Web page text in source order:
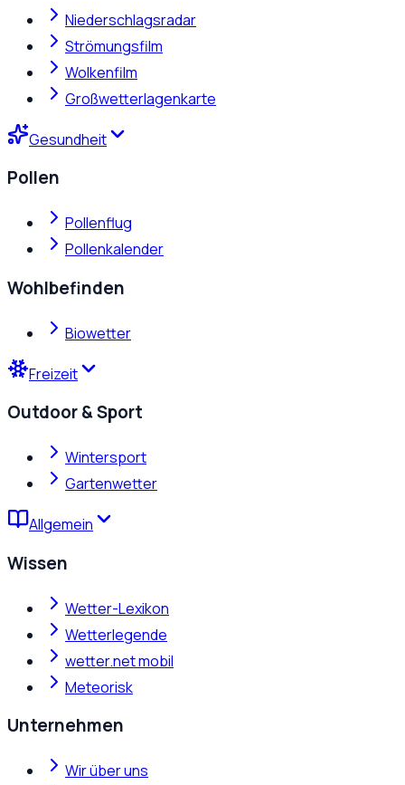
Niederschlagsradar
Strömungsfilm
Wolkenfilm
Großwetterlagenkarte
Gesundheit
Pollen
Pollenflug
Pollenkalender
Wohlbefinden
Biowetter
Freizeit
Outdoor & Sport
Wintersport
Gartenwetter
Allgemein
Wissen
Wetter-Lexikon
Wetterlegende
wetter.net mobil
Meteorisk
Unternehmen
Wir über uns